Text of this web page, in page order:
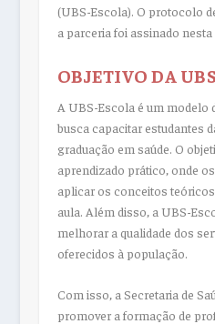
(UBS-Escola). O protocolo
a parceria foi assinado nesta
OBJETIVO DA
A UBS-Escola é um modelo
busca capacitar estudantes
graduação em saúde. O
aprendizado prático, onde
aplicar os conceitos
aula. Além disso, a UBS-
melhorar a qualidade dos
oferecidos à população.
Com isso, a Secretaria de
promover a formação de